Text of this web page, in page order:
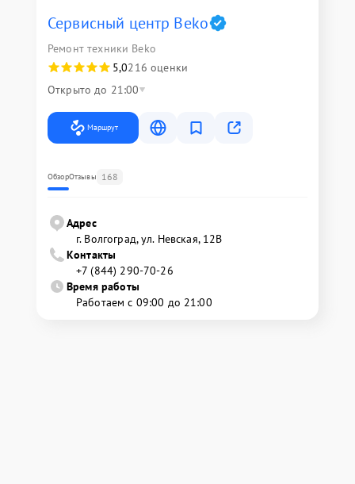
Сервисный центр Beko
Ремонт техники Beko
5,0216 оценки
Открыто до 21:00
Маршрут
ОбзорОтзывы 168
Адрес
г. Волгоград, ул. Невская, 12В
Контакты
+7 (844) 290-70-26
Время работы
Работаем с 09:00 до 21:00